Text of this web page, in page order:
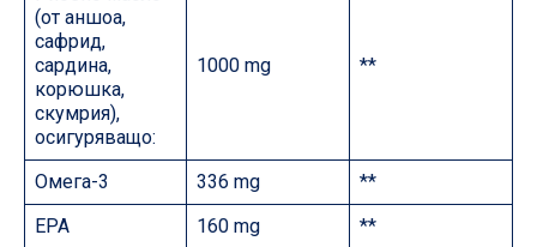
(от аншоа,
сафрид,
сардина,
корюшка,
скумрия),
осигуряващо:
1000 mg **
Омега-3 336 mg
**
EPA
160 mg
**